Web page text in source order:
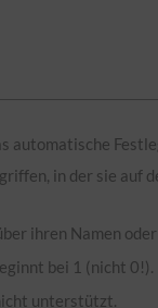
automatische
in der sie auf
ihren Namen
bei 1 (nicht 0!).
unterstützt.